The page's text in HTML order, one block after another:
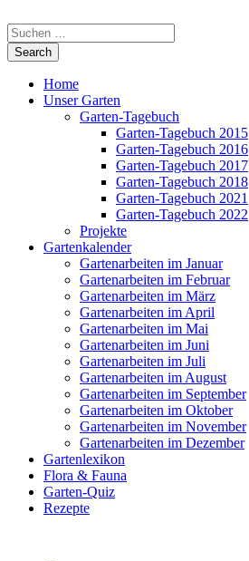
Home
Unser Garten
Garten-Tagebuch
Garten-Tagebuch 2015
Garten-Tagebuch 2016
Garten-Tagebuch 2017
Garten-Tagebuch 2018
Garten-Tagebuch 2021
Garten-Tagebuch 2022
Projekte
Gartenkalender
Gartenarbeiten im Januar
Gartenarbeiten im Februar
Gartenarbeiten im März
Gartenarbeiten im April
Gartenarbeiten im Mai
Gartenarbeiten im Juni
Gartenarbeiten im Juli
Gartenarbeiten im August
Gartenarbeiten im September
Gartenarbeiten im Oktober
Gartenarbeiten im November
Gartenarbeiten im Dezember
Gartenlexikon
Flora & Fauna
Garten-Quiz
Rezepte